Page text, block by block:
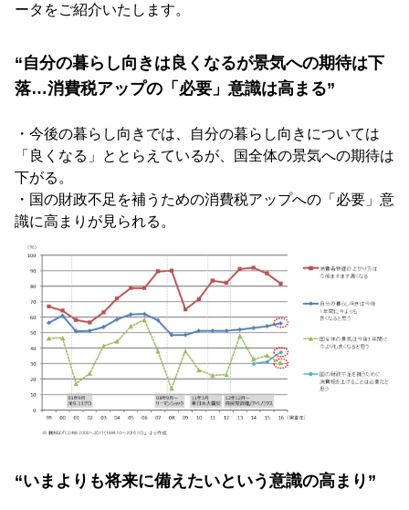
ータをご紹介いたします。
“自分の暮らし向きは良くなるが景気への期待は下
落…消費税アップの「必要」意識は高まる”
・今後の暮らし向きでは、自分の暮らし向きについては
「良くなる」ととらえているが、国全体の景気への期待は
下がる。
・国の財政不足を補うための消費税アップへの「必要」意
識に高まりが見られる。
“いまよりも将来に備えたいという意識の高まり”